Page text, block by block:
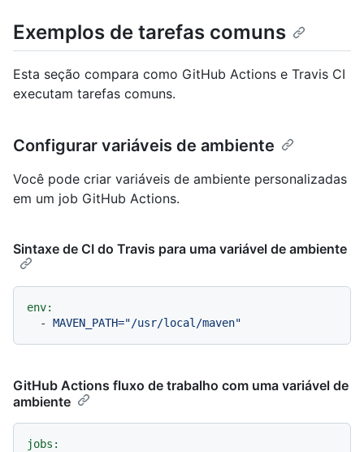
Exemplos de tarefas comuns
Esta seção compara como GitHub Actions e Travis CI
executam tarefas comuns.
Configurar variáveis de ambiente
Você pode criar variáveis de ambiente personalizadas
em um job GitHub Actions.
Sintaxe de CI do Travis para uma variável de ambiente
env:
-
MAVEN_PATH="/usr/local/maven"
GitHub Actions fluxo de trabalho com uma variável de
ambiente
jobs: